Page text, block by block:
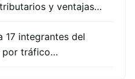
y ventajas…
17 integrantes del
por tráfico…